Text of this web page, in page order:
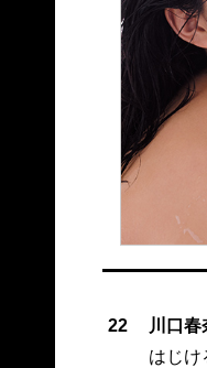
22
川口春
はじけ